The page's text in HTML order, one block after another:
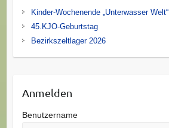
Kinder-Wochenende „Unterwasser Welt“
45.KJO-Geburtstag
Bezirkszeltlager 2026
Anmelden
Benutzername